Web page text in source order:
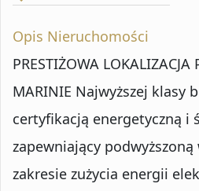
Powierzchnia do
Numer oferty
Opis Nieruchomości
PRESTIŻOWA LOKALIZACJA
MARINIE Najwyższej klasy
certyfikacją energetyczną i
zapewniający
zakresie zużycia energii